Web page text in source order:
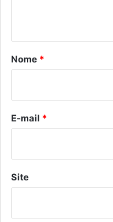
r
*
Nome *
E-mail *
Site